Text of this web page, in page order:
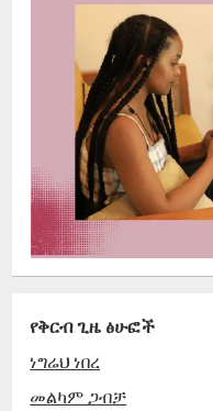
የቅርብ ጊዜ ፅሁፎች
ነግሬህ ነበረ
መልካም ጋብቻ